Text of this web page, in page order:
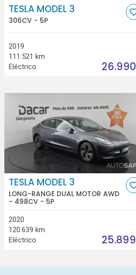
TESLA MODEL 3
306CV - 5P
2019
111.521 km
Eléctrico
26.990
TESLA MODEL 3
LONG-RANGE DUAL MOTOR AWD
- 498CV - 5P
2020
120.639 km
Eléctrico
25.899